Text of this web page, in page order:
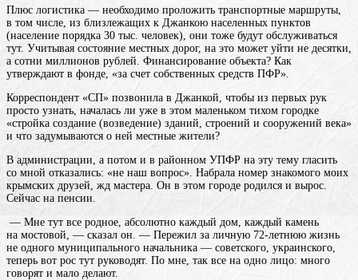
Плюс логистика — необходимо проложить транспортные маршруты,
в том числе, из близлежащих к Джанкою населенных пунктов
(население порядка 30 тыс. человек), они тоже будут обслуживаться
тут. Учитывая состояние местных дорог, на это может уйти не десятки,
а сотни миллионов рублей. Финансирование объекта? Как
утверждают в фонде, «за счет собственных средств ПФР».
Корреспондент «СП» позвонила в Джанкой, чтобы из первых рук
просто узнать, началась ли уже в этом маленьком тихом городке
«стройка создание (возведение) зданий, строений и сооружений века»
и что задумываются о ней местные жители?
В администрации, а потом и в районном УПФР на эту тему гласить
со мной отказались: «не наш вопрос». Набрала номер знакомого моих
крымских друзей, жд мастера. Он в этом городе родился и вырос.
Сейчас на пенсии.
— Мне тут все родное, абсолютно каждый дом, каждый камень
на мостовой, — сказал он. — Пережил за личную 72-летнюю жизнь
не одного муниципального начальника — советского, украинского,
теперь вот рос тут руководят. По мне, так все на одно лицо: много
говорят и мало делают.